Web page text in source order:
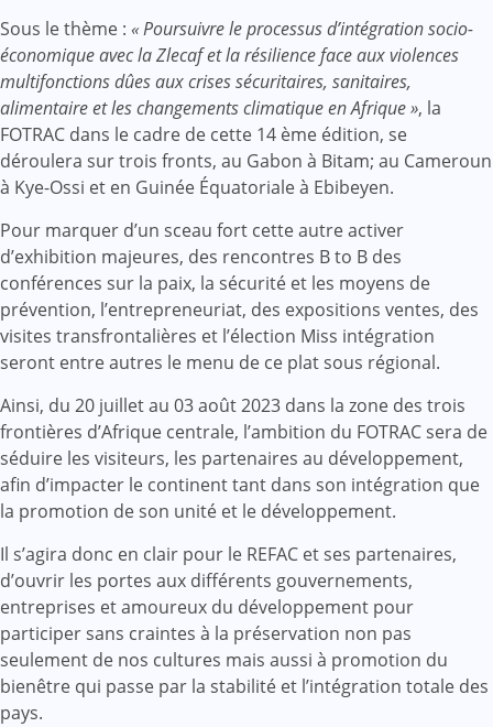
Sous le thème : « Poursuivre le processus d’intégration socio-
économique avec la Zlecaf et la résilience face aux violences
multifonctions dûes aux crises sécuritaires, sanitaires,
alimentaire et les changements climatique en Afrique », la
FOTRAC dans le cadre de cette 14 ème édition, se
déroulera sur trois fronts, au Gabon à Bitam; au Cameroun
à Kye-Ossi et en Guinée Équatoriale à Ebibeyen.
Pour marquer d’un sceau fort cette autre activer
d’exhibition majeures, des rencontres B to B des
conférences sur la paix, la sécurité et les moyens de
prévention, l’entrepreneuriat, des expositions ventes, des
visites transfrontalières et l’élection Miss intégration
seront entre autres le menu de ce plat sous régional.
Ainsi, du 20 juillet au 03 août 2023 dans la zone des trois
frontières d’Afrique centrale, l’ambition du FOTRAC sera de
séduire les visiteurs, les partenaires au développement,
afin d’impacter le continent tant dans son intégration que
la promotion de son unité et le développement.
Il s’agira donc en clair pour le REFAC et ses partenaires,
d’ouvrir les portes aux différents gouvernements,
entreprises et amoureux du développement pour
participer sans craintes à la préservation non pas
seulement de nos cultures mais aussi à promotion du
bienêtre qui passe par la stabilité et l’intégration totale des
pays.